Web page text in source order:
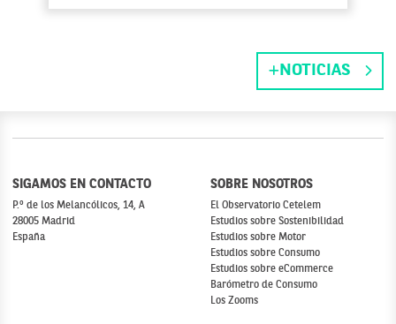
NOTICIAS
SIGAMOS EN CONTACTO
P.º de los Melancólicos, 14, A
28005 Madrid
España
SOBRE NOSOTROS
El Observatorio Cetelem
Estudios sobre Sostenibilidad
Estudios sobre Motor
Estudios sobre Consumo
Estudios sobre eCommerce
Barómetro de Consumo
Los Zooms